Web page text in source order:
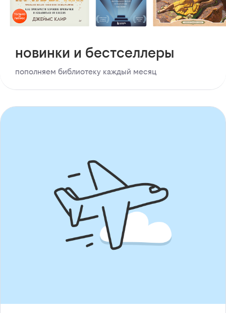
новинки и бестселлеры
пополняем библиотеку каждый месяц